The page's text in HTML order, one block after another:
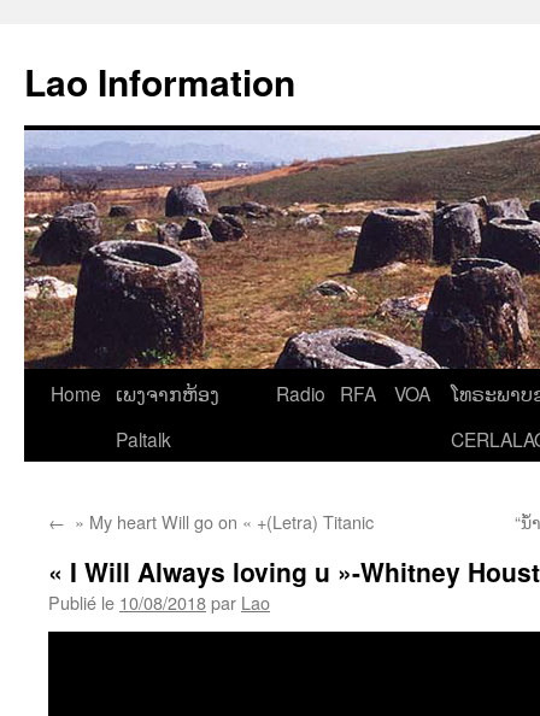
contenu
Lao Information
Home
ເພງຈາກຫ້ອງ
Paltalk
Radio RFA VOA
ໂທຣະພາບ
← » My heart Will go on « +(Letra) Titanic “
« I Will Always loving u »-Whitney
Publié le 10/08/2018par Lao